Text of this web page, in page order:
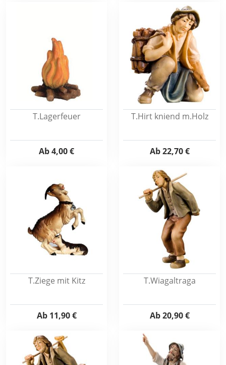
T.Lagerfeuer
Ab4,00 €
T.Hirt kniend m.Holz
Ab22,70 €
T.Ziege mit Kitz
Ab11,90 €
T.Wiagaltraga
Ab20,90 €